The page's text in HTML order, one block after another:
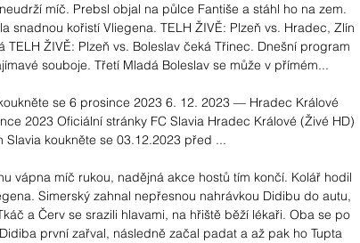
míč. Prebsl objal na půlce Fantiše a stáhl ho na zem.
snadnou kořistí Vliegena. TELH ŽIVĚ: Plzeň vs. Hradec, Zlín
TELH ŽIVĚ: Plzeň vs. Boleslav čeká Třinec. Dnešní program
souboje. Třetí Mladá Boleslav se může v přímém...
se 6 prosince 2023 6. 12. 2023 — Hradec Králové
2023 Oficiální stránky FC Slavia Hradec Králové (Živé HD)
Slavia koukněte se 03.12.2023 před ...
vápna míč rukou, nadějná akce hostů tím končí. Kolář hodil
Simerský zahnal nepřesnou nahrávkou Didibu do autu,
a Červ se srazili hlavami, na hřiště běží lékaři. Oba se po
první zařval, následně začal padat a až pak ho Tupta